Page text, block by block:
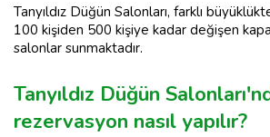
Tanyıldız Düğün Salonları, farklı
100 kişiden 500 kişiye kadar değişen
salonlar sunmaktadır.
Tanyıldız Düğün
rezervasyon nasıl yapılır?